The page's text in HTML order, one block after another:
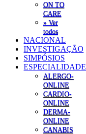
ON TO
CARE
» Ver
todos
NACIONAL
INVESTIGAÇÃO
SIMPÓSIOS
ESPECIALIDADE
ALERGO-
ONLINE
CARDIO-
ONLINE
DERMA-
ONLINE
CANABIS